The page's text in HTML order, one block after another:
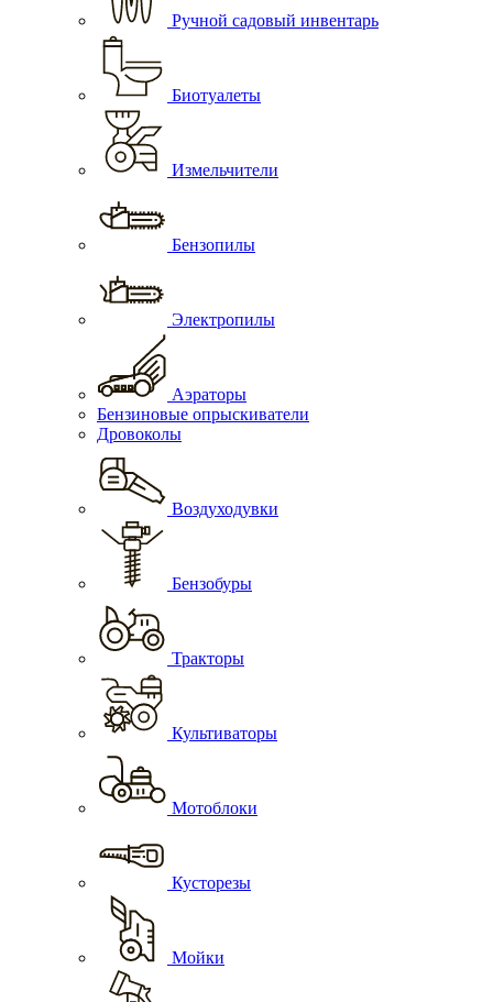
Ручной садовый инвентарь
Биотуалеты
Измельчители
Бензопилы
Электропилы
Аэраторы
Бензиновые опрыскиватели
Дровоколы
Воздуходувки
Бензобуры
Тракторы
Культиваторы
Мотоблоки
Кусторезы
Мойки